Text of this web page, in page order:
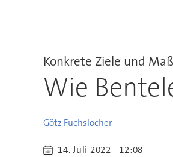
Konkrete Ziele und
Wie
Götz Fuchslocher
14. Juli 2022 - 12:08